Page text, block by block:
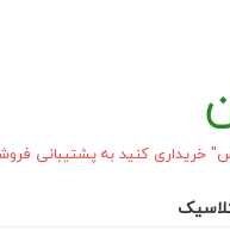
خریداری کنید به پشتیبانی